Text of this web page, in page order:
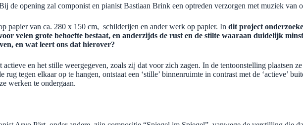
de opening zal componist en pianist Bastiaan Brink een optreden verzorgen met muziek van
papier van ca. 280 x 150 cm, schilderijen en ander werk op papier. In dit project
velen grote behoefte bestaat, en anderzijds de rust en de stilte waaraan duidelijk
en wat leert ons dat hierover?
en het stille weergegeven, zoals zij dat voor zich zagen. In de tentoonstelling plaatsen
tegen elkaar op te hangen, ontstaat een ‘stille’ binnenruimte in contrast met de ‘actieve’
werken te ondergaan.